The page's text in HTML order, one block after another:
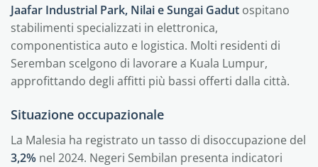
Jaafar Industrial Park, Nilai e Sungai Gadut ospitano
stabilimenti specializzati in elettronica,
componentistica auto e logistica. Molti residenti di
Seremban scelgono di lavorare a Kuala Lumpur,
approfittando degli affitti più bassi offerti dalla città.
Situazione occupazionale
La Malesia ha registrato un tasso di disoccupazione del
3,2% nel 2024. Negeri Sembilan presenta indicatori